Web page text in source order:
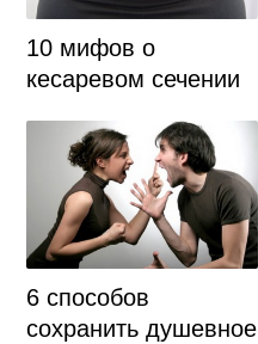
10 мифов о
кесаревом сечении
6 способов
сохранить душевное